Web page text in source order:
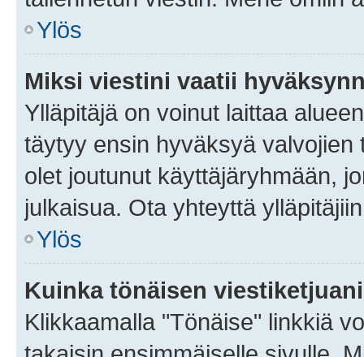
Ylös
Miksi viestini vaatii
Ylläpitäjä on voinut laittaa
täytyy ensin hyväksyä
olet joutunut käyttäjäryhmään,
julkaisua. Ota yhteyttä
Ylös
Kuinka tönäisen
Klikkaamalla "Tönäise" linkkiä